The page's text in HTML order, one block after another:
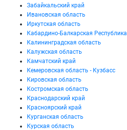
Забайкальский край
Ивановская область
Иркутская область
Кабардино-Балкарская Республика
Калининградская область
Калужская область
Камчатский край
Кемеровская область - Кузбасс
Кировская область
Костромская область
Краснодарский край
Красноярский край
Курганская область
Курская область